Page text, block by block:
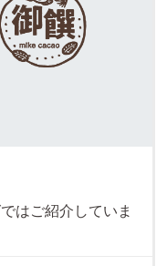
はご紹介していま